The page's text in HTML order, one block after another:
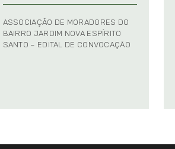
ASSOCIAÇÃO DE MORADORES DO
BAIRRO JARDIM NOVA ESPÍRITO
SANTO – EDITAL DE CONVOCAÇÃO